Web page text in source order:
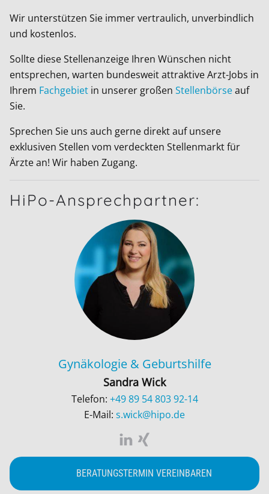
Wir unterstützen Sie immer vertraulich, unverbindlich
und kostenlos.
Sollte diese Stellenanzeige Ihren Wünschen nicht
entsprechen, warten bundesweit attraktive Arzt-Jobs in
Ihrem Fachgebiet in unserer großen Stellenbörseauf
Sie.
Sprechen Sie uns auch gerne direkt auf unsere
exklusiven Stellen vom verdeckten Stellenmarkt für
Ärzte an! Wir haben Zugang.
HiPo-Ansprechpartner:
Gynäkologie & Geburtshilfe
Sandra Wick
Telefon: +49 89 54 803 92-14
E-Mail: s.wick@hipo.de
BERATUNGSTERMIN VEREINBAREN